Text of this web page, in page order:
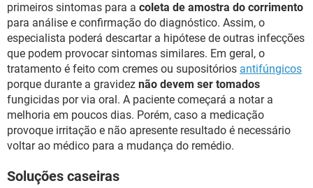
primeiros sintomas para a coleta de amostra do corrimento
para análise e confirmação do diagnóstico. Assim, o
especialista poderá descartar a hipótese de outras infecções
que podem provocar sintomas similares. Em geral, o
tratamento é feito com cremes ou supositórios antifúngicos
porque durante a gravidez não devem ser tomados
fungicidas por via oral. A paciente começará a notar a
melhoria em poucos dias. Porém, caso a medicação
provoque irritação e não apresente resultado é necessário
voltar ao médico para a mudança do remédio.
Soluções caseiras